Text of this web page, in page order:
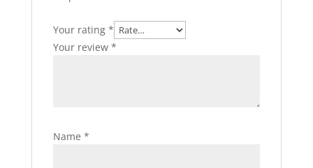
Your rating *
Your review *
Name *